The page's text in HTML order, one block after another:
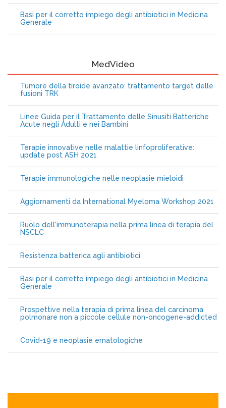
Basi per il corretto impiego degli antibiotici in Medicina
Generale
MedVideo
Tumore della tiroide avanzato: trattamento target delle
fusioni TRK
Linee Guida per il Trattamento delle Sinusiti Batteriche
Acute negli Adulti e nei Bambini
Terapie innovative nelle malattie linfoproliferative:
update post ASH 2021
Terapie immunologiche nelle neoplasie mieloidi
Aggiornamenti da International Myeloma Workshop 2021
Ruolo dell'immunoterapia nella prima linea di terapia del
NSCLC
Resistenza batterica agli antibiotici
Basi per il corretto impiego degli antibiotici in Medicina
Generale
Prospettive nella terapia di prima linea del carcinoma
polmonare non a piccole cellule non-oncogene-addicted
Covid-19 e neoplasie ematologiche